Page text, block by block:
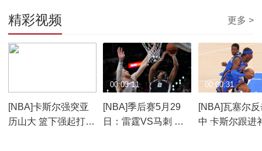
精彩视频 更多 >
[NBA]卡斯尔强突亚
历山大 篮下强起打成
[NBA]季后赛5月29
日：雷霆VS马刺 比
00:03:11
[NBA]瓦塞尔
中 卡斯尔跟进
00:00:31